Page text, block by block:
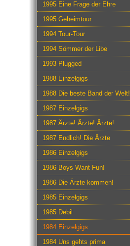
1995 Eine Frage der Ehre
1995 Geheimtour
1994 Tour-Tour
1994 Sömmer der Libe
1993 Plugged
1988 Einzelgigs
1988 Die beste Band der Welt!
1987 Einzelgigs
1987 Ärzte! Ärzte! Ärzte!
1987 Endlich! Die Ärzte
1986 Einzelgigs
1986 Boys Want Fun!
1986 Die Ärzte kommen!
1985 Einzelgigs
1985 Debil
1984 Einzelgigs
1984 Uns gehts prima